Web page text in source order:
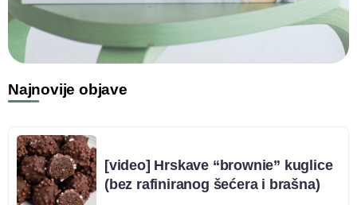
Najnovije objave
[video] Hrskave “brownie” kuglice
(bez rafiniranog šećera i brašna)